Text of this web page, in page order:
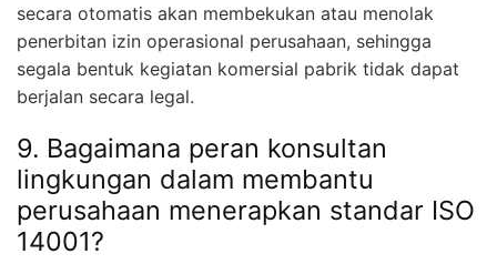
secara otomatis akan membekukan atau menolak
penerbitan izin operasional perusahaan, sehingga
segala bentuk kegiatan komersial pabrik tidak dapat
berjalan secara legal.
9. Bagaimana peran konsultan
lingkungan dalam membantu
perusahaan menerapkan standar ISO
14001?